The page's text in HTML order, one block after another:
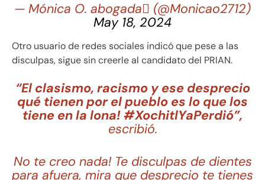
— Mónica O. abogada (@Monicao2712)
May 18, 2024
Otro usuario de redes sociales indicó que pese a las
disculpas, sigue sin creerle al candidato del PRIAN.
“El clasismo, racismo y ese desprecio
qué tienen por el pueblo es lo que los
tiene en la lona! #XochitlYaPerdió”,
escribió.
No te creo nada! Te disculpas de dientes
para afuera, mira que desprecio te tienes